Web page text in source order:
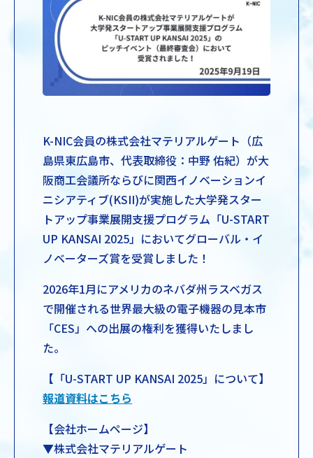
K-NIC会員の株式会社マテリアルゲート（広
島県東広島市、代表取締役：中野 佑紀）が大
阪商工会議所ならびに関西イノベーションイ
ニシアティブ(KSII)が実施した大学発スター
トアップ事業展開支援プログラム「U-START
UP KANSAI 2025」においてグローバル・イ
ノベーターズ賞を受賞しました！
2026年1月にアメリカのネバダ州ラスベガス
で開催される世界最大級の電子機器の見本市
「CES」への出展の権利を獲得いたしまし
た。
【「U-START UP KANSAI 2025」について】
報道資料はこちら
【会社ホームページ】
▼株式会社マテリアルゲート